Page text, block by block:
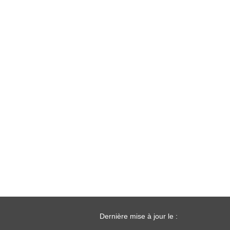
Dernière mise à jour le :